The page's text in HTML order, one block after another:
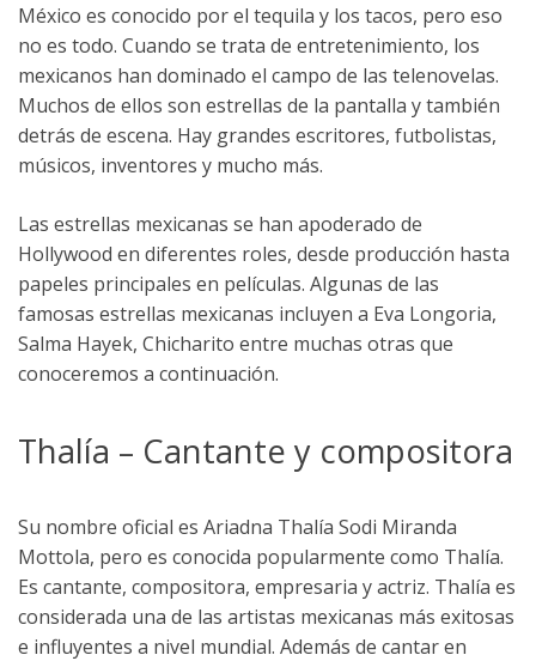
México es conocido por el tequila y los tacos, pero eso
no es todo. Cuando se trata de entretenimiento, los
mexicanos han dominado el campo de las telenovelas.
Muchos de ellos son estrellas de la pantalla y también
detrás de escena. Hay grandes escritores, futbolistas,
músicos, inventores y mucho más.
Las estrellas mexicanas se han apoderado de
Hollywood en diferentes roles, desde producción hasta
papeles principales en películas. Algunas de las
famosas estrellas mexicanas incluyen a Eva Longoria,
Salma Hayek, Chicharito entre muchas otras que
conoceremos a continuación.
Thalía – Cantante y compositora
Su nombre oficial es Ariadna Thalía Sodi Miranda
Mottola, pero es conocida popularmente como Thalía.
Es cantante, compositora, empresaria y actriz. Thalía es
considerada una de las artistas mexicanas más exitosas
e influyentes a nivel mundial. Además de cantar en